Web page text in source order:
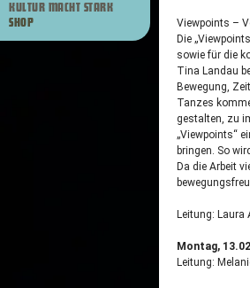
KULTUR MACHT STARK
SHOP
Viewpoints –
Die
sowie für die
Tina Landau
Bewegung,
Tanzes
gestalten, zu
„Viewpoints“
bringen. So
Da die Arbeit
Leitung: Laura
Montag,
Leitung: